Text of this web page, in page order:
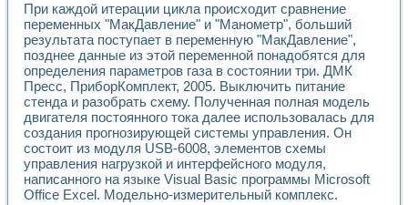
Высокочувствительные оптоэлектронные
Установка для измерения диэлектрических свойств
Исследование кинетики зарождения и развития
Лабораторный электрический импедансный томограф на
Микрозондовая система для характеризации
Метод траекторий в исследовании
Промышленная автоматизация
Автоматизация технологических процессов получения
Использование систем технического зрения для контроля
Исследование электромагнитных переходных процессов
Применение LabVIEW при разработке обучающих
Разработка виртуальных тренажеров путем
При каждой итерации цикла происходит сравнение
переменных "МакДавление" и "Манометр", больший
результата поступает в переменную "МакДавление",
позднее данные из этой переменной понадобятся для
определения параметров газа в состоянии три. ДМК
Пресс, ПриборКомплект, 2005. Выключить питание
стенда и разобрать схему. Полученная полная модель
двигателя постоянного тока далее использовалась для
создания прогнозирующей системы управления. Он
состоит из модуля USB-6008, элементов схемы
управления нагрузкой и интерфейсного модуля,
написанного на языке Visual Basic программы Microsoft
Office Excel. Модельно-измерительный комплекс.